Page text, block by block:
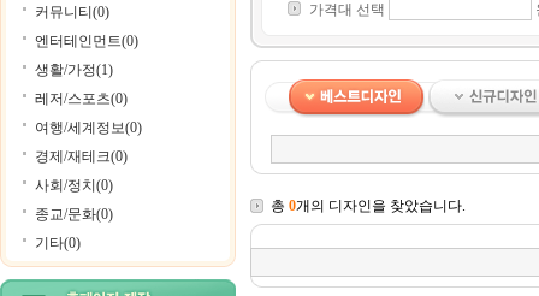
커뮤니티(0)
엔터테인먼트(0)
생활/가정(1)
레저/스포츠(0)
여행/세계정보(0)
경제/재테크(0)
사회/정치(0)
종교/문화(0)
기타(0)
가격대 선택
총 0개의 디자인을 찾았습니다.